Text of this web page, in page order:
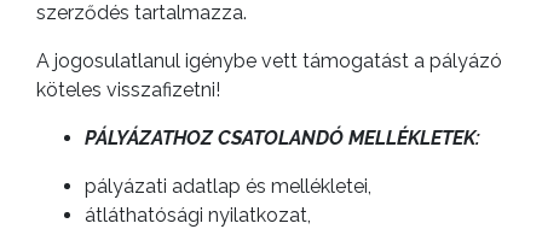
szerződés tartalmazza.
A jogosulatlanul igénybe vett támogatást a pályázó
köteles visszafizetni!
PÁLYÁZATHOZ CSATOLANDÓ MELLÉKLETEK:
pályázati adatlap és mellékletei,
átláthatósági nyilatkozat,